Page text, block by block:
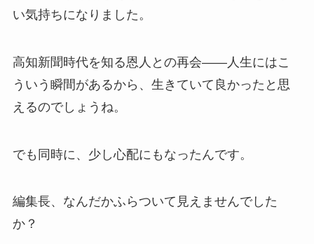
い気持ちになりました。
高知新聞時代を知る恩人との再会——人生にはこ
ういう瞬間があるから、生きていて良かったと思
えるのでしょうね。
でも同時に、少し心配にもなったんです。
編集長、なんだかふらついて見えませんでした
か？